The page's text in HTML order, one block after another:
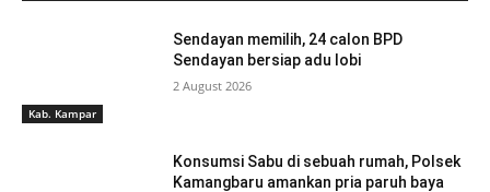
Kab. Kampar
Sendayan memilih, 24 calon BPD
Sendayan bersiap adu lobi
2 August 2026
Konsumsi Sabu di sebuah rumah, Polsek
Kamangbaru amankan pria paruh baya